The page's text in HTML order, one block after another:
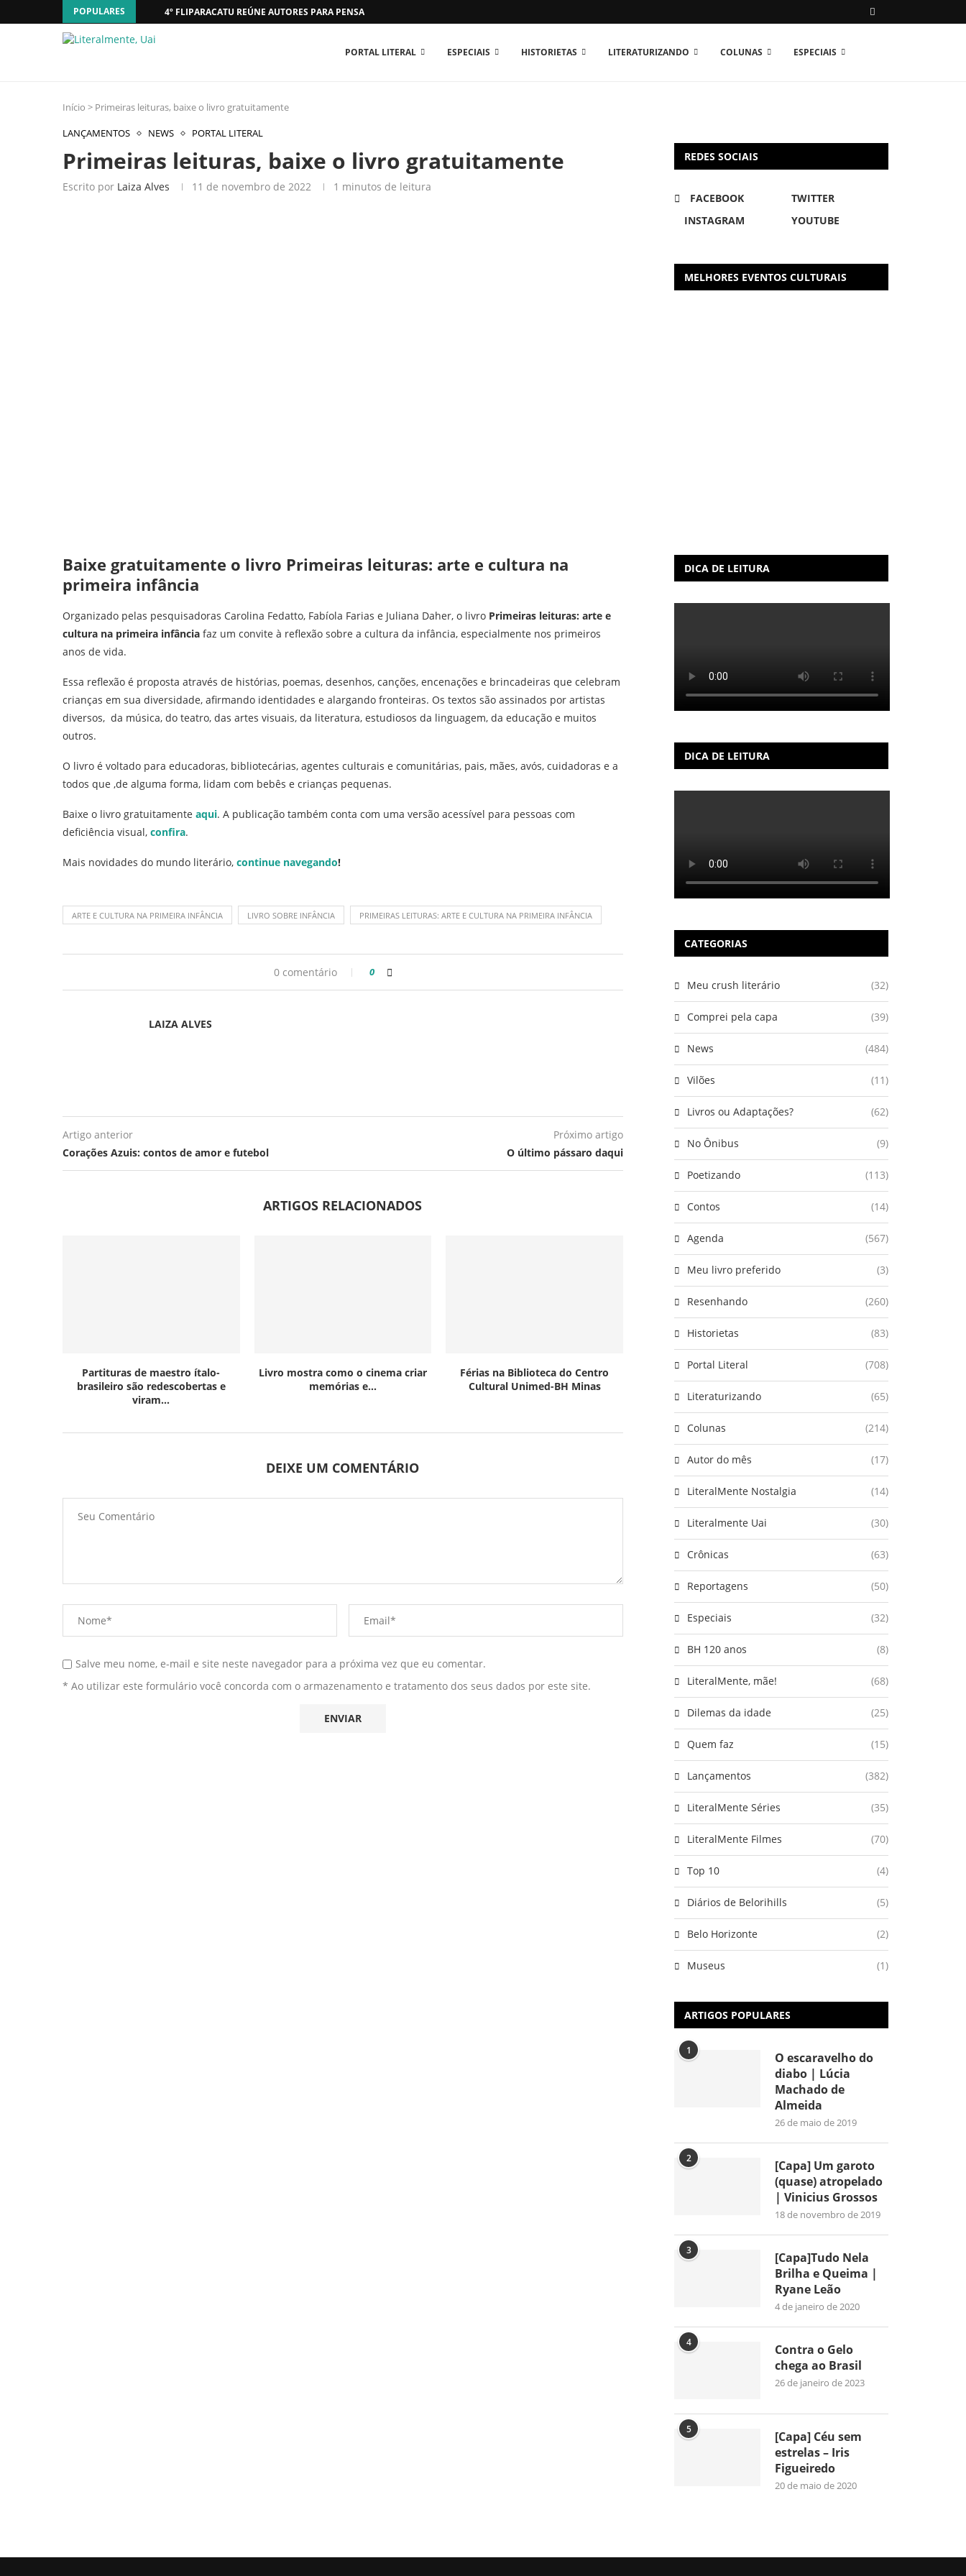
POPULARES 4º FLIPARACATU REÚNE AUTORES PARA PENSAR O MUNDO...
PORTAL LITERAL ESPECIAIS HISTORIETAS LITERATURIZANDO COLUNAS ESPECIAIS
Início > Primeiras leituras, baixe o livro gratuitamente
LANÇAMENTOS
NEWS PORTAL LITERAL
Primeiras leituras, baixe o livro gratuitamente
Escrito por Laiza Alves 11 de novembro de 2022 1 minutos de leitura
Baixe gratuitamente o livro Primeiras leituras: arte e cultura na
primeira infância
Organizado pelas pesquisadoras Carolina Fedatto, Fabíola Farias e Juliana Daher, o livro Primeiras leituras: arte e
cultura na primeira infância faz um convite à reflexão sobre a cultura da infância, especialmente nos primeiros
anos de vida.
Essa reflexão é proposta através de histórias, poemas, desenhos, canções, encenações e brincadeiras que celebram
crianças em sua diversidade, afirmando identidades e alargando fronteiras. Os textos são assinados por artistas
diversos, da música, do teatro, das artes visuais, da literatura, estudiosos da linguagem, da educação e muitos
outros.
O livro é voltado para educadoras, bibliotecárias, agentes culturais e comunitárias, pais, mães, avós, cuidadoras e a
todos que ,de alguma forma, lidam com bebês e crianças pequenas.
Baixe o livro gratuitamente aqui. A publicação também conta com uma versão acessível para pessoas com
deficiência visual, confira.
Mais novidades do mundo literário, continue navegando!
ARTE E CULTURA NA PRIMEIRA INFÂNCIA LIVRO SOBRE INFÂNCIA PRIMEIRAS LEITURAS: ARTE E CULTURA NA PRIMEIRA INFÂNCIA
0 comentário 0
LAIZA ALVES
Artigo anterior
Corações Azuis: contos de amor e futebol
Próximo artigo
O último pássaro daqui
ARTIGOS RELACIONADOS
Partituras de maestro ítalo-
brasileiro são redescobertas e
viram...
Livro mostra como o cinema criar
memórias e...
Férias na Biblioteca do Centro
Cultural Unimed-BH Minas
DEIXE UM COMENTÁRIO
Salve meu nome, e-mail e site neste navegador para a próxima vez que eu comentar.
* Ao utilizar este formulário você concorda com o armazenamento e tratamento dos seus dados por este site.
REDES SOCIAIS
FACEBOOK
TWITTER
INSTAGRAM
YOUTUBE
MELHORES EVENTOS CULTURAIS
DICA DE LEITURA
DICA DE LEITURA
CATEGORIAS
Meu crush literário (32)
Comprei pela capa (39)
News (484)
Vilões (11)
Livros ou Adaptações? (62)
No Ônibus (9)
Poetizando (113)
Contos (14)
Agenda (567)
Meu livro preferido (3)
Resenhando (260)
Historietas (83)
Portal Literal (708)
Literaturizando (65)
Colunas (214)
Autor do mês (17)
LiteralMente Nostalgia (14)
Literalmente Uai (30)
Crônicas (63)
Reportagens (50)
Especiais (32)
BH 120 anos (8)
LiteralMente, mãe! (68)
Dilemas da idade (25)
Quem faz (15)
Lançamentos (382)
LiteralMente Séries (35)
LiteralMente Filmes (70)
Top 10 (4)
Diários de Belorihills (5)
Belo Horizonte (2)
Museus (1)
ARTIGOS POPULARES
1
O escaravelho do
diabo | Lúcia
Machado de
Almeida
26 de maio de 2019
2
[Capa] Um garoto
(quase) atropelado
| Vinicius Grossos
18 de novembro de 2019
3
[Capa]Tudo Nela
Brilha e Queima |
Ryane Leão
4 de janeiro de 2020
4
Contra o Gelo
chega ao Brasil
26 de janeiro de 2023
5
[Capa] Céu sem
estrelas – Iris
Figueiredo
20 de maio de 2020